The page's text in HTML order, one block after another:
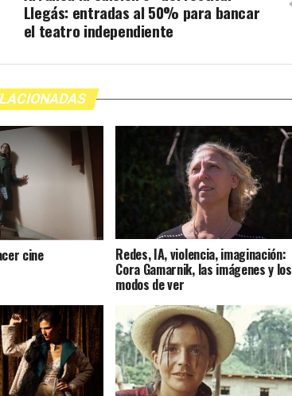
Llegás: entradas al 50% para bancar
el teatro independiente
cine Redes, IA, violencia, imaginación:
Cora Gamarnik, las imágenes y los
modos de ver